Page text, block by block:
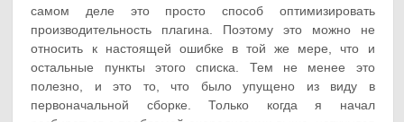
самом деле это просто способ оптимизировать
производительность плагина. Поэтому это можно не
относить к настоящей ошибке в той же мере, что и
остальные пункты этого списка. Тем не менее это
полезно, и это то, что было упущено из виду в
первоначальной сборке. Только когда я начал